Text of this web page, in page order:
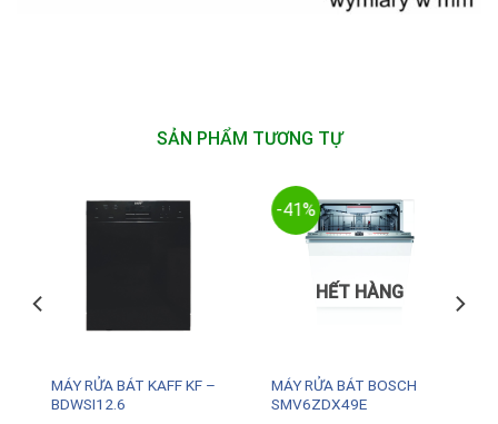
SẢN PHẨM TƯƠNG TỰ
MÁY RỬA BÁT KAFF KF –
BDWSI12.6
-41%
HẾT HÀNG
MÁY RỬA BÁT BOSCH
SMV6ZDX49E